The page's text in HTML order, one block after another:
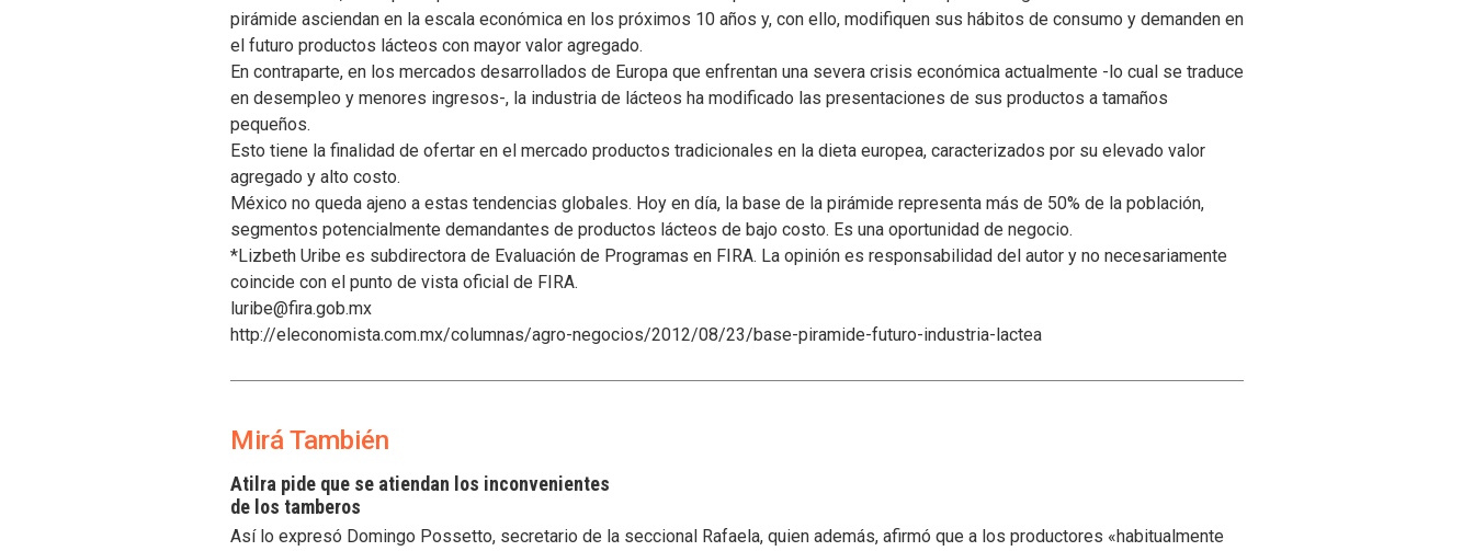
pirámide asciendan en la escala económica en los próximos 10 años y, con ello, modifiquen sus hábitos de consumo y demanden en
el futuro productos lácteos con mayor valor agregado.
En contraparte, en los mercados desarrollados de Europa que enfrentan una severa crisis económica actualmente -lo cual se traduce
en desempleo y menores ingresos-, la industria de lácteos ha modificado las presentaciones de sus productos a tamaños
pequeños.
Esto tiene la finalidad de ofertar en el mercado productos tradicionales en la dieta europea, caracterizados por su elevado valor
agregado y alto costo.
México no queda ajeno a estas tendencias globales. Hoy en día, la base de la pirámide representa más de 50% de la población,
segmentos potencialmente demandantes de productos lácteos de bajo costo. Es una oportunidad de negocio.
*Lizbeth Uribe es subdirectora de Evaluación de Programas en FIRA. La opinión es responsabilidad del autor y no necesariamente
coincide con el punto de vista oficial de FIRA.
luribe@fira.gob.mx
http://eleconomista.com.mx/columnas/agro-negocios/2012/08/23/base-piramide-futuro-industria-lactea
Mirá También
Atilra pide que se atiendan los inconvenientes
de los tamberos
Así lo expresó Domingo Possetto, secretario de la seccional Rafaela, quien además, afirmó que a los productores «habitualmente